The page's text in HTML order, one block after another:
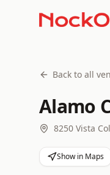
Back to all
Alamo
8250 Vista
Show in Maps